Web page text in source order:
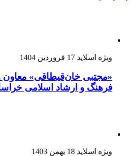
ویژه اسلاید 17 فروردین 1404
«مجتبی خان‌قیطاقی» معاون
فرهنگ و ارشاد اسلامی
ویژه اسلاید 18 بهمن 1403